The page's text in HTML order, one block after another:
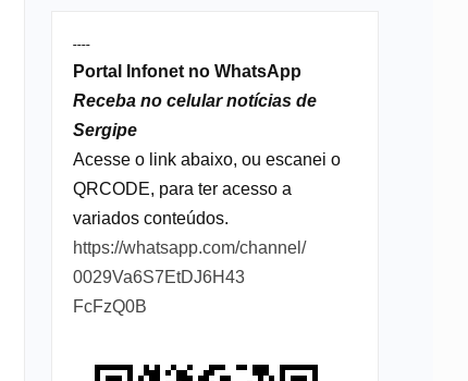
----
Portal Infonet no WhatsApp
Receba no celular notícias de
Sergipe
Acesse o link abaixo, ou escanei o
QRCODE, para ter acesso a
variados conteúdos.
https://whatsapp.com/channel/
0029Va6S7EtDJ6H43
FcFzQ0B